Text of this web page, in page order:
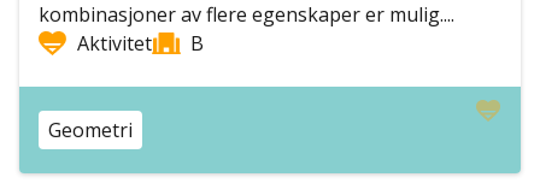
kombinasjoner av flere egenskaper er mulig....
Aktivitet
B
Geometri